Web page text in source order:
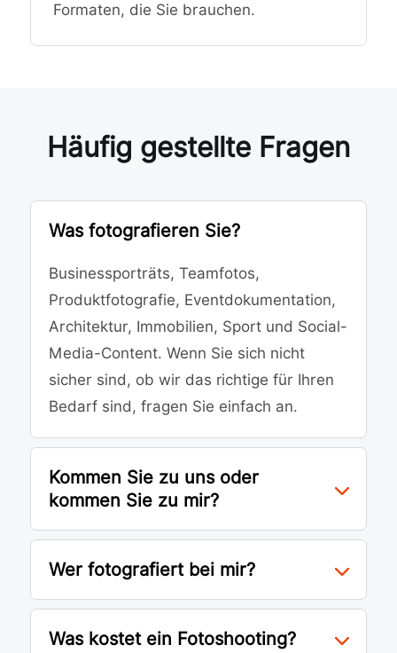
Formaten, die Sie brauchen.
Häufig gestellte Fragen
Was fotografieren Sie?
Businessporträts, Teamfotos,
Produktfotografie, Eventdokumentation,
Architektur, Immobilien, Sport und Social-
Media-Content. Wenn Sie sich nicht
sicher sind, ob wir das richtige für Ihren
Bedarf sind, fragen Sie einfach an.
Kommen Sie zu uns oder
kommen Sie zu mir?
Wer fotografiert bei mir?
Was kostet ein Fotoshooting?